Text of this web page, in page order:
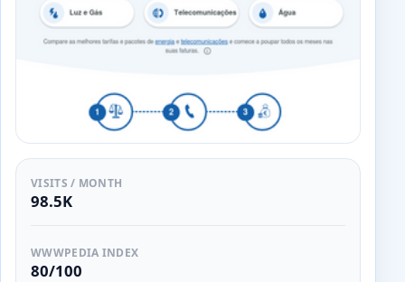
VISITS / MONTH
98.5K
WWWPEDIA INDEX
80/100